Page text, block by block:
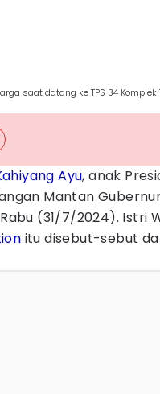
saat datang ke TPS 34 Komplek
Ayu, anak
Mantan
(31/7/2024). Istri
itu disebut-sebut